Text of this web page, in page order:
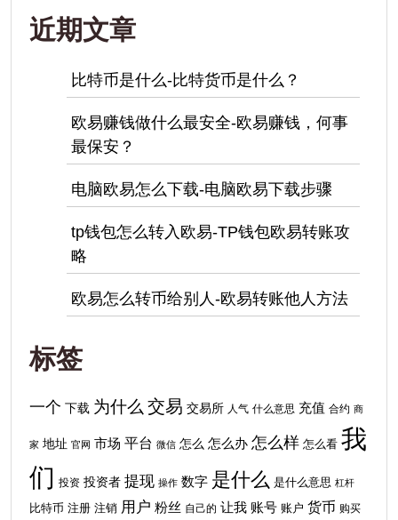
近期文章
比特币是什么-比特货币是什么？
欧易赚钱做什么最安全-欧易赚钱，何事
最保安？
电脑欧易怎么下载-电脑欧易下载步骤
tp钱包怎么转入欧易-TP钱包欧易转账攻
略
欧易怎么转币给别人-欧易转账他人方法
标签
一个 下载 为什么 交易 交易所 人气 什么意思 充值 合约 商
家 地址 官网 市场 平台 微信 怎么 怎么办 怎么样 怎么看 我
们 投资 投资者 提现 操作 数字 是什么 是什么意思 杠杆
比特币 注册 注销 用户 粉丝 自己的 让我 账号 账户 货币 购买